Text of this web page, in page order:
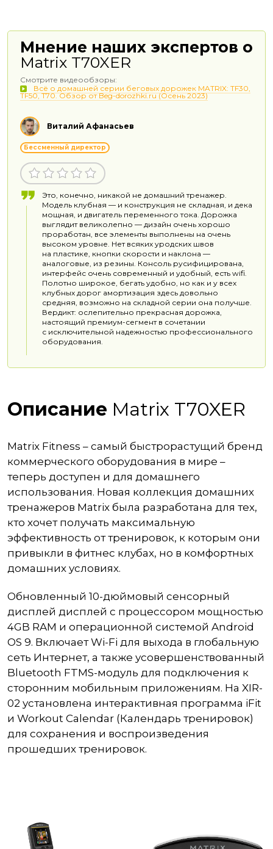
Мнение наших экспертов о
Matrix T70XER
Смотрите видеообзоры:
Всё о домашней серии беговых дорожек MATRIX: TF30,
TF50, T70. Обзор от Beg-dorozhki.ru (Осень 2023)
Виталий Афанасьев
Бессменный директор
Это, конечно, никакой не домашний тренажер.
Модель клубная — и конструкция не складная, и дека
мощная, и двигатель переменного тока. Дорожка
выглядит великолепно — дизайн очень хорошо
проработан, все элементы выполнены на очень
высоком уровне. Нет всяких уродских швов
на пластике, кнопки скорости и наклона —
аналоговые, из резины. Консоль русифицирована,
интерфейс очень современный и удобный, есть wifi.
Полотно широкое, бегать удобно, но как и у всех
клубных дорог амортизация здесь довольно
средняя, возможно на складной серии она получше.
Вердикт: ослепительно прекрасная дорожка,
настоящий премиум-сегмент в сочетании
с исключительной надежностью профессионального
оборудования.
Описание Matrix T70XER
Matrix Fitness – самый быстрорастущий бренд
коммерческого оборудования в мире –
теперь доступен и для домашнего
использования. Новая коллекция домашних
тренажеров Matrix была разработана для тех,
кто хочет получать максимальную
эффективность от тренировок, к которым они
привыкли в фитнес клубах, но в комфортных
домашних условиях.
Обновленный 10-дюймовый сенсорный
дисплей дисплей с процессором мощностью
4GB RAM и операционной системой Android
OS 9. Включает Wi-Fi для выхода в глобальную
сеть Интернет, а также усовершенствованный
Bluetooth FTMS-модуль для подключения к
сторонним мобильным приложениям. На XIR-
02 установлена интерактивная программа iFit
и Workout Calendar (Календарь тренировок)
для сохранения и воспроизведения
прошедших тренировок.